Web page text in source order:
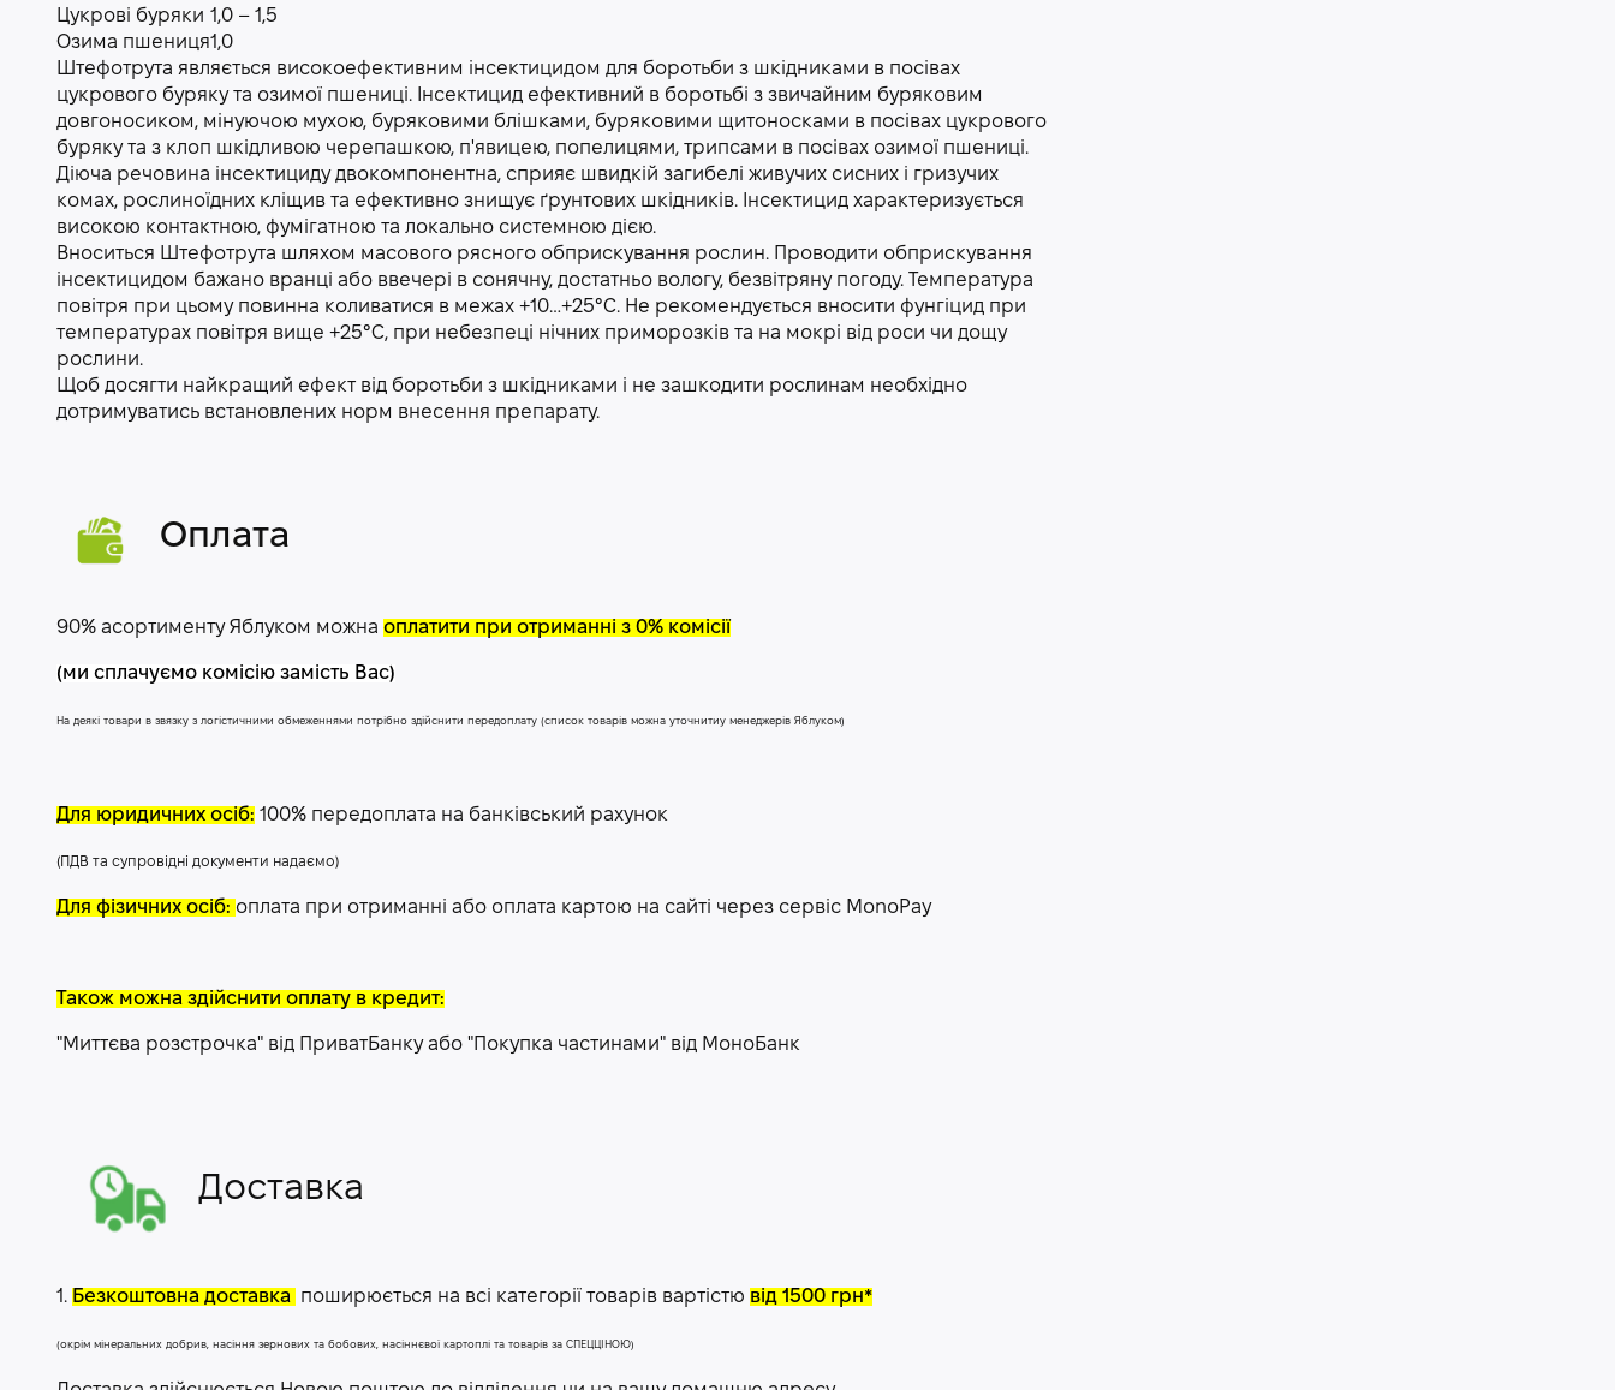
Цукрові буряки 1,0 – 1,5
Озима пшениця1,0
Штефотрута являється високоефективним інсектицидом для боротьби з шкідниками в посівах
цукрового буряку та озимої пшениці. Інсектицид ефективний в боротьбі з звичайним буряковим
довгоносиком, мінуючою мухою, буряковими блішками, буряковими щитоносками в посівах цукрового
буряку та з клоп шкідливою черепашкою, п'явицею, попелицями, трипсами в посівах озимої пшениці.
Діюча речовина інсектициду двокомпонентна, сприяє швидкій загибелі живучих сисних і гризучих
комах, рослиноїдних кліщив та ефективно знищує ґрунтових шкідників. Інсектицид характеризується
високою контактною, фумігатною та локально системною дією.
Вноситься Штефотрута шляхом масового рясного обприскування рослин. Проводити обприскування
інсектицидом бажано вранці або ввечері в сонячну, достатньо вологу, безвітряну погоду. Температура
повітря при цьому повинна коливатися в межах +10…+25°С. Не рекомендується вносити фунгіцид при
температурах повітря вище +25°С, при небезпеці нічних приморозків та на мокрі від роси чи дощу
рослини.
Щоб досягти найкращий ефект від боротьби з шкідниками і не зашкодити рослинам необхідно
дотримуватись встановлених норм внесення препарату.
Оплата
90% асортименту Яблуком можна оплатити при отриманні з 0% комісії
(ми сплачуємо комісію замість Вас)
На деякі товари в звязку з логістичними обмеженнями потрібно здійснити передоплату (список товарів можна уточнитиу менеджерів Яблуком)
Для юридичних осіб: 100% передоплата на банківський рахунок
(ПДВ та супровідні документи надаємо)
Для фізичних осіб: оплата при отриманні або оплата картою на сайті через сервіс МоnoPay
Також можна здійснити оплату в кредит:
"Миттєва розстрочка" від ПриватБанку або "Покупка частинами" від МоноБанк
Доставка
1. Безкоштовна доставка поширюється на всі категорії товарів вартістю від 1500 грн*
(окрім мінеральних добрив, насіння зернових та бобових, насіннєвої картоплі та товарів за СПЕЦЦІНОЮ)